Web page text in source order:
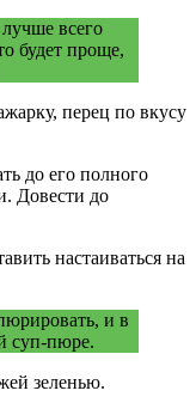
всего
будет проще,
перец по вкусу
до его полного
Довести до
настаиваться на
и в
суп-пюре.
зеленью.